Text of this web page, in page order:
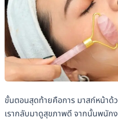
ขั้นตอนสุดท้ายคือการ มาสก์หน้าด้
เรากลับมาดูสุขภาพดี จากนั้นพนัก